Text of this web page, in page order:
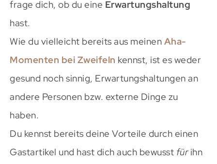
frage dich, ob du eine Erwartungshaltung
hast.
Wie du vielleicht bereits aus meinen Aha-
Momenten bei Zweifeln kennst, ist es weder
gesund noch sinnig, Erwartungshaltungen an
andere Personen bzw. externe Dinge zu
haben.
Du kennst bereits deine Vorteile durch einen
Gastartikel und hast dich auch bewusst fürihn